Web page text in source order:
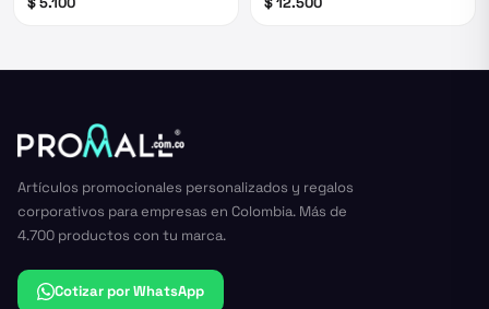
Artículos promocionales personalizados y regalos
corporativos para empresas en Colombia. Más de
4.700 productos con tu marca.
Cotizar por WhatsApp